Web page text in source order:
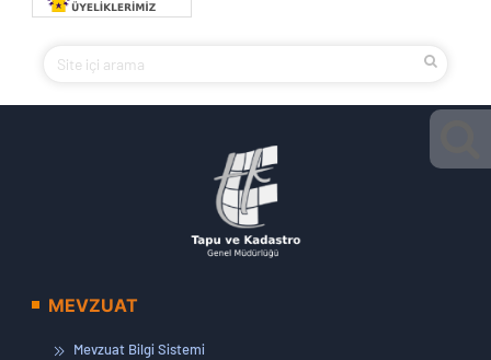
MEVZUAT
Mevzuat Bilgi Sistemi